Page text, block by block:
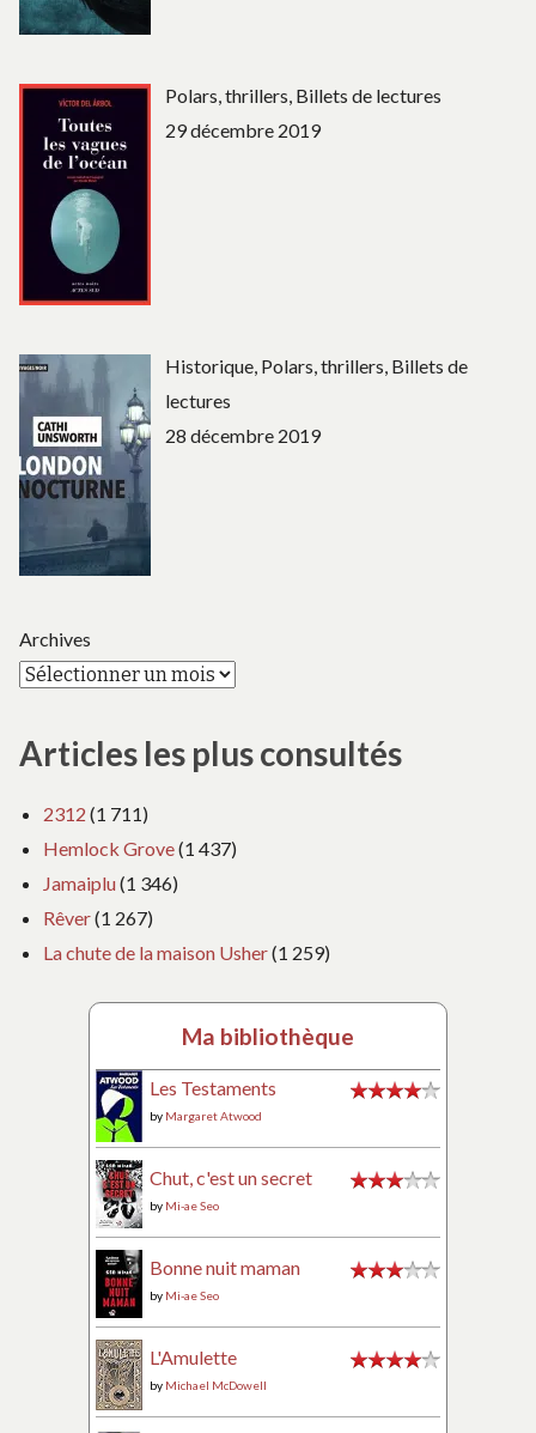
Polars, thrillers, Billets de lectures
29 décembre 2019
Historique, Polars, thrillers, Billets de
lectures
28 décembre 2019
Archives
Articles les plus consultés
2312 (1 711)
Hemlock Grove(1 437)
Jamaiplu(1 346)
Rêver(1 267)
La chute de la maison Usher(1 259)
Ma bibliothèque
Les Testaments
by Margaret Atwood
Chut, c'est un secret
by Mi-ae Seo
Bonne nuit maman
by Mi-ae Seo
L'Amulette
by Michael McDowell